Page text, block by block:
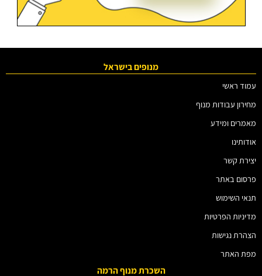
מנופים בישראל
עמוד ראשי
מחירון עבודות מנוף
מאמרים ומידע
אודותינו
יצירת קשר
פרסום באתר
תנאי השימוש
מדיניות הפרטיות
הצהרת נגישות
מפת האתר
השכרת מנוף הרמה